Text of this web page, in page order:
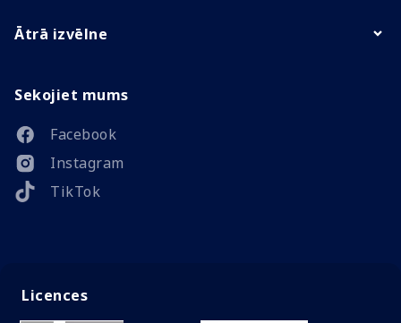
Ātrā izvēlne
Sekojiet mums
Facebook
Instagram
TikTok
Licences